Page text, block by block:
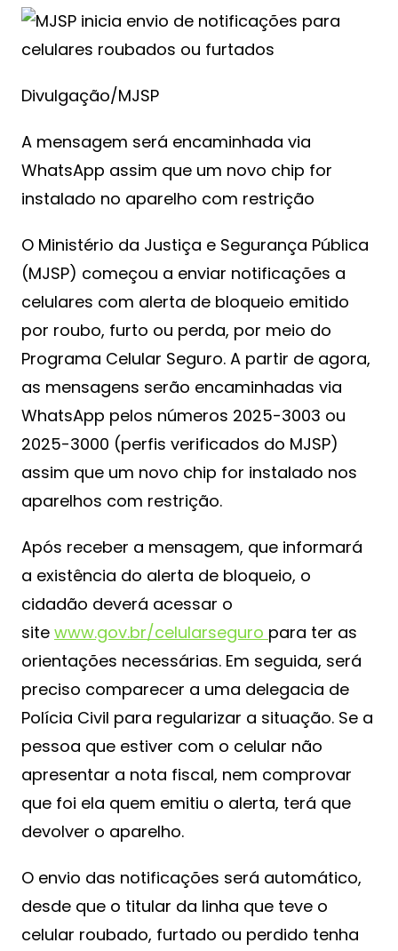
Divulgação/MJSP
A mensagem será encaminhada via
WhatsApp assim que um novo chip for
instalado no aparelho com restrição
O Ministério da Justiça e Segurança Pública
(MJSP) começou a enviar notificações a
celulares com alerta de bloqueio emitido
por roubo, furto ou perda, por meio do
Programa Celular Seguro. A partir de agora,
as mensagens serão encaminhadas via
WhatsApp pelos números 2025-3003 ou
2025-3000 (perfis verificados do MJSP)
assim que um novo chip for instalado nos
aparelhos com restrição.
Após receber a mensagem, que informará
a existência do alerta de bloqueio, o
cidadão deverá acessar o
site www.gov.br/celularseguro para ter as
orientações necessárias. Em seguida, será
preciso comparecer a uma delegacia de
Polícia Civil para regularizar a situação. Se a
pessoa que estiver com o celular não
apresentar a nota fiscal, nem comprovar
que foi ela quem emitiu o alerta, terá que
devolver o aparelho.
O envio das notificações será automático,
desde que o titular da linha que teve o
celular roubado, furtado ou perdido tenha